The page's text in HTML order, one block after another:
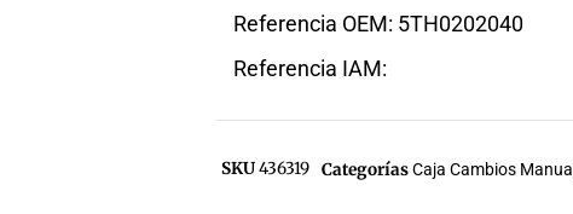
Referencia OEM: 5TH0202040
Referencia IAM:
SKU436319 CategoríasCaja Cambios Manual